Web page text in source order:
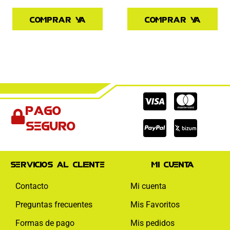
Comprar ya Comprar ya
Pago
seguro
Cc-
visa
Cc-
Cc-
paypal
Servicios al cliente
Contacto
Preguntas frecuentes
Formas de pago
Mi cuenta
Mi cuenta
Mis Favoritos
Mis pedidos